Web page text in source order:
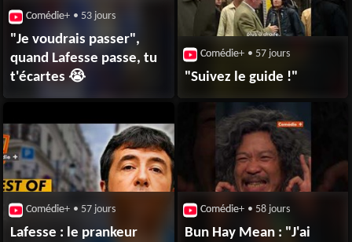
Comédie+ • 53 jours
"Je voudrais passer",
quand Lafesse passe, tu
t'écartes 😭
Comédie+ • 57 jours
"Suivez le guide !"
Comédie+ • 57 jours
Lafesse : le prankeur
Comédie+ • 58 jours
Bun Hay Mean : "J'ai